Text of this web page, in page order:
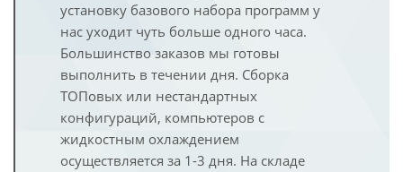
установку базового набора программ у
нас уходит чуть больше одного часа.
Большинство заказов мы готовы
выполнить в течении дня. Сборка
ТОПовых или нестандартных
конфигураций, компьютеров с
жидкостным охлаждением
осуществляется за 1-3 дня. На складе